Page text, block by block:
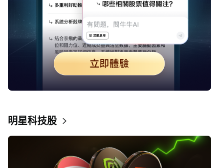
明星科技股